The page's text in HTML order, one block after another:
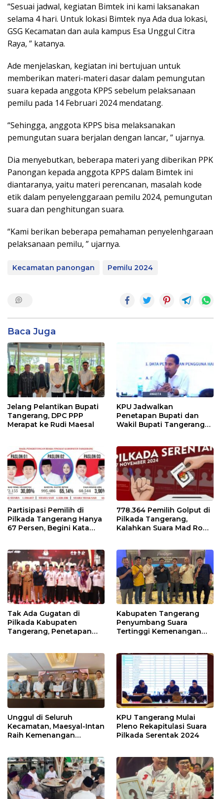
“Sesuai jadwal, kegiatan Bimtek ini kami laksanakan
selama 4 hari. Untuk lokasi Bimtek nya Ada dua lokasi,
GSG Kecamatan dan aula kampus Esa Unggul Citra
Raya, ” katanya.
Ade menjelaskan, kegiatan ini bertujuan untuk
memberikan materi-materi dasar dalam pemungutan
suara kepada anggota KPPS sebelum pelaksanaan
pemilu pada 14 Februari 2024 mendatang.
“Sehingga, anggota KPPS bisa melaksanakan
pemungutan suara berjalan dengan lancar, ” ujarnya.
Dia menyebutkan, beberapa materi yang diberikan PPK
Panongan kepada anggota KPPS dalam Bimtek ini
diantaranya, yaitu materi perencanan, masalah kode
etik dalam penyelenggaraan pemilu 2024, pemungutan
suara dan penghitungan suara.
“Kami berikan beberapa pemahaman penyelenhgaraan
pelaksanaan pemilu, ” ujarnya.
Kecamatan panongan Pemilu 2024
Baca Juga
Jelang Pelantikan Bupati
Tangerang, DPC PPP
Merapat ke Rudi Maesal
KPU Jadwalkan
Penetapan Bupati dan
Wakil Bupati Tangerang
Partisipasi Pemilih di
Pilkada Tangerang Hanya
67 Persen, Begini Kata
778.364 Pemilih Golput di
Pilkada Tangerang,
Kalahkan Suara Mad Romli
Tak Ada Gugatan di
Pilkada Kabupaten
Tangerang, Penetapan
Kabupaten Tangerang
Penyumbang Suara
Tertinggi Kemenangan
Unggul di Seluruh
Kecamatan, Maesyal-Intan
Raih Kemenangan
KPU Tangerang Mulai
Pleno Rekapitulasi Suara
Pilkada Serentak 2024